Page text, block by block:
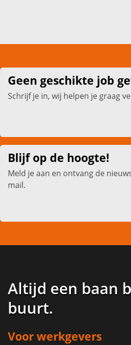
Geen geschikte job
Schrijf je in, wij helpen je graag
Blijf op de hoogte!
Meld je aan en ontvang de
mail.
Altijd een baan
buurt.
Voor werkgevers